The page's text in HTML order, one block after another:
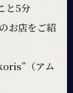
と5分
お店をご紹
（アム